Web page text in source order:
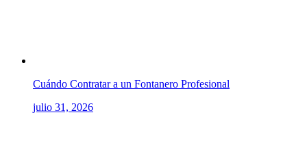
Cuándo Contratar a un Fontanero Profesional
julio 31, 2026